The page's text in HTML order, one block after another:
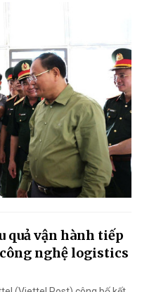
quả vận hành tiếp
nghệ logistics